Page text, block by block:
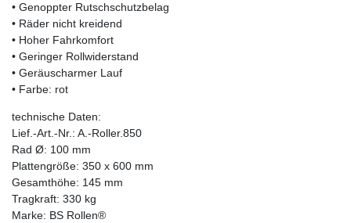
• Genoppter Rutschschutzbelag
• Räder nicht kreidend
• Hoher Fahrkomfort
• Geringer Rollwiderstand
• Geräuscharmer Lauf
• Farbe: rot
technische Daten:
Lief.-Art.-Nr.: A.-Roller.850
Rad Ø: 100 mm
Plattengröße: 350 x 600 mm
Gesamthöhe: 145 mm
Tragkraft: 330 kg
Marke: BS Rollen®